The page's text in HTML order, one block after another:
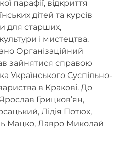
парафії, відкриття
дітей та курсів
для старших,
і мистецтва.
Організаційний
зайнятися справою
Українського Суспільно-
в Кракові. До
Грицков’ян,
Лідія Потюх,
Мацко, Лавро Миколай